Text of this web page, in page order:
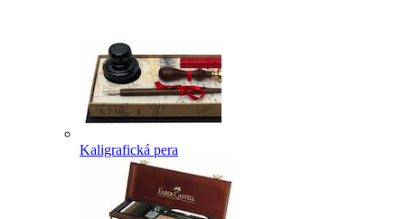
Kaligrafická pera